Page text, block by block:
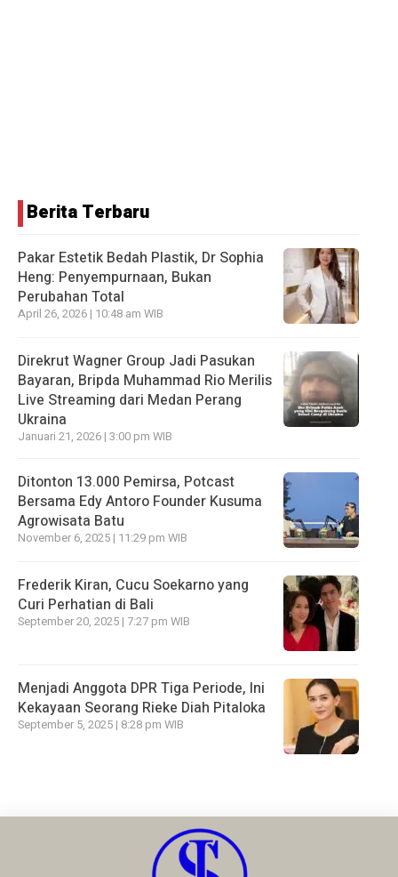
Berita Terbaru
Pakar Estetik Bedah Plastik, Dr Sophia
Heng: Penyempurnaan, Bukan
Perubahan Total
April 26, 2026 | 10:48 am WIB
Direkrut Wagner Group Jadi Pasukan
Bayaran, Bripda Muhammad Rio Merilis
Live Streaming dari Medan Perang
Ukraina
Januari 21, 2026 | 3:00 pm WIB
Ditonton 13.000 Pemirsa, Potcast
Bersama Edy Antoro Founder Kusuma
Agrowisata Batu
November 6, 2025 | 11:29 pm WIB
Frederik Kiran, Cucu Soekarno yang
Curi Perhatian di Bali
September 20, 2025 | 7:27 pm WIB
Menjadi Anggota DPR Tiga Periode, Ini
Kekayaan Seorang Rieke Diah Pitaloka
September 5, 2025 | 8:28 pm WIB